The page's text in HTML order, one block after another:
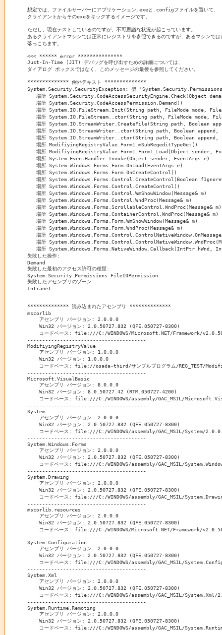
想定では、ファイルサーバーにアプリケーション.exeと.configファイルを置いて、
クライアントからそのexeをキックするイメージです。
ただし、現在テストしているのですが、不可思議な状況が起こっています。
あるクライアントマシンでは正常にレジストリを参照できるのですが、あるマシンで
落っこちます。
<<< ****** error ***************
Just-In-Time (JIT) デバッグを呼び出すための詳細については、
ダイアログ ボックスではなく、このメッセージの最後を参照してください。
************** 例外テキスト **************
System.Security.SecurityException: 型
場所 System.Security.CodeAccessSecurityEngine.Check(Object
   場所 System.Security.CodeAccessPermission.Demand()
場所 System.IO.FileStream.Init(String path, FileMode mode,
場所 System.IO.FileStream..ctor(String path, FileMode mode,
場所 System.IO.StreamWriter.CreateFile(String path, Boolean
場所 System.IO.StreamWriter..ctor(String path, Boolean
場所 System.IO.StreamWriter..ctor(String path, Boolean append,
   場所 ModifiyingRegistryValue.Form1.mSubRegeditTypeGet()
場所 ModifiyingRegistryValue.Form1.Form1_Load(Object sender,
   場所 System.EventHandler.Invoke(Object sender, EventArgs e)
   場所 System.Windows.Forms.Form.OnLoad(EventArgs e)
   場所 System.Windows.Forms.Form.OnCreateControl()
場所 System.Windows.Forms.Control.CreateControl(Boolean
   場所 System.Windows.Forms.Control.CreateControl()
   場所 System.Windows.Forms.Control.WmShowWindow(Message& m)
   場所 System.Windows.Forms.Control.WndProc(Message& m)
   場所 System.Windows.Forms.ScrollableControl.WndProc(Message& m)
   場所 System.Windows.Forms.ContainerControl.WndProc(Message& m)
   場所 System.Windows.Forms.Form.WmShowWindow(Message& m)
   場所 System.Windows.Forms.Form.WndProc(Message& m)
場所
場所
場所 System.Windows.Forms.NativeWindow.Callback(IntPtr hWnd,
失敗した操作:
Demand
失敗した最初のアクセス許可の種類:
System.Security.Permissions.FileIOPermission
失敗したアセンブリのゾーン:
Intranet
************** 読み込まれたアセンブリ **************
mscorlib
    アセンブリ バージョン: 2.0.0.0
    Win32 バージョン: 2.0.50727.832 (QFE.050727-8300)
コードベース: file:///C:/WINDOWS/Microsoft.NET/Framework/
----------------------------------------
ModifiyingRegistryValue
    アセンブリ バージョン: 1.0.0.0
    Win32 バージョン: 1.0.0.0
コードベース: file://osada-third/サンプルプログラム/REG_TEST/
----------------------------------------
Microsoft.VisualBasic
    アセンブリ バージョン: 8.0.0.0
    Win32 バージョン: 8.0.50727.42 (RTM.050727-4200)
コードベース: file:///C:/WINDOWS/assembly/GAC_MSIL/
----------------------------------------
System
    アセンブリ バージョン: 2.0.0.0
    Win32 バージョン: 2.0.50727.832 (QFE.050727-8300)
コードベース: file:///C:/WINDOWS/assembly/GAC_MSIL/System/
----------------------------------------
System.Windows.Forms
    アセンブリ バージョン: 2.0.0.0
    Win32 バージョン: 2.0.50727.832 (QFE.050727-8300)
コードベース: file:///C:/WINDOWS/assembly/GAC_MSIL/
----------------------------------------
System.Drawing
    アセンブリ バージョン: 2.0.0.0
    Win32 バージョン: 2.0.50727.832 (QFE.050727-8300)
コードベース: file:///C:/WINDOWS/assembly/GAC_MSIL/
----------------------------------------
mscorlib.resources
    アセンブリ バージョン: 2.0.0.0
    Win32 バージョン: 2.0.50727.832 (QFE.050727-8300)
コードベース: file:///C:/WINDOWS/Microsoft.NET/Framework/
----------------------------------------
System.Configuration
    アセンブリ バージョン: 2.0.0.0
    Win32 バージョン: 2.0.50727.832 (QFE.050727-8300)
コードベース: file:///C:/WINDOWS/assembly/GAC_MSIL/
----------------------------------------
System.Xml
    アセンブリ バージョン: 2.0.0.0
    Win32 バージョン: 2.0.50727.832 (QFE.050727-8300)
コードベース: file:///C:/WINDOWS/assembly/GAC_MSIL/
----------------------------------------
System.Runtime.Remoting
    アセンブリ バージョン: 2.0.0.0
    Win32 バージョン: 2.0.50727.832 (QFE.050727-8300)
コードベース: file:///C:/WINDOWS/assembly/GAC_MSIL/